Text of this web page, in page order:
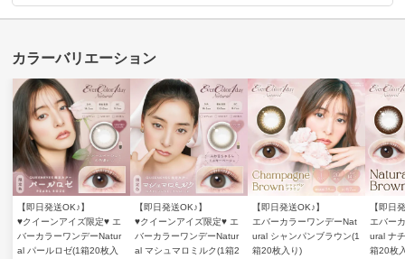
【即日発送OK♪】
♥クイーンアイズ限定♥ エ
バーカラーワンデーNatur
al パールロゼ(1箱20枚入
【即日発送OK♪】
♥クイーンアイズ限定♥ エ
バーカラーワンデーNatur
al マシュマロミルク(1箱2
【即日発送OK♪】
エバーカラーワンデーNat
ural シャンパンブラウン(1
箱20枚入り)
【即日
エバー
ural ナ
箱20枚